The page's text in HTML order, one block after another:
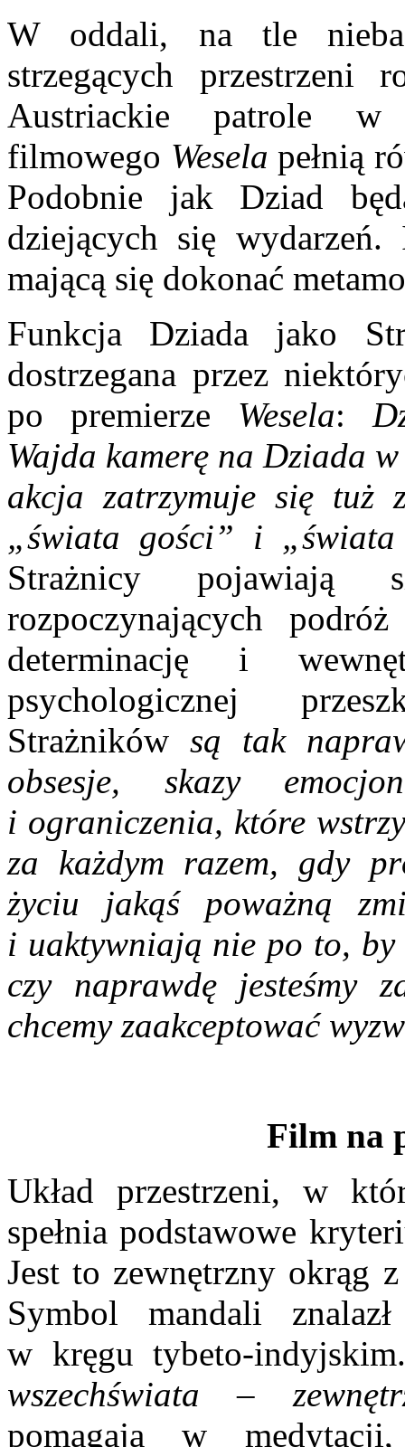
W oddali, na tle
strzegących przestrzeni
Austriackie patrole w
filmowego Wesela pełnią
Podobnie jak Dziad
dziejących się
mającą się dokonać
Funkcja Dziada jako
dostrzegana przez
po premierze Wesela:
Wajda kamerę na Dziada
akcja zatrzymuje się tuż
„świata gości” i „świata
Strażnicy pojawiają
rozpoczynających
determinację i
psychologicznej
Strażników są tak
obsesje, skazy
i ograniczenia, które
za każdym razem, gdy
życiu jakąś poważną
i uaktywniają nie po to, by
czy naprawdę jesteśmy
chcemy zaakceptować
Film na
Układ przestrzeni, w
spełnia podstawowe
Jest to zewnętrzny okrąg
Symbol mandali
w kręgu tybeto-
wszechświata –
pomagają w